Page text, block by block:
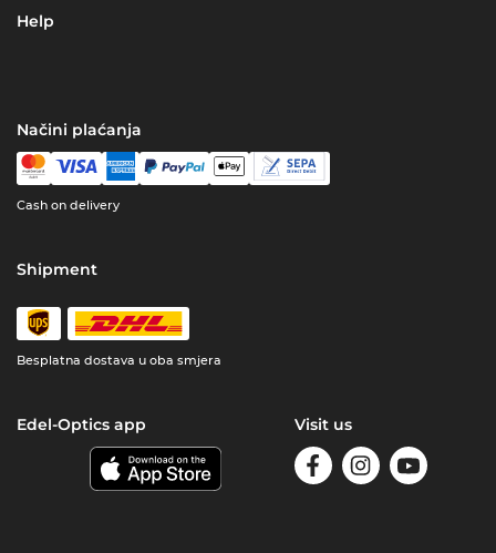
Help
Načini plaćanja
Cash on delivery
Shipment
Besplatna dostava u oba smjera
Edel-Optics app Visit us